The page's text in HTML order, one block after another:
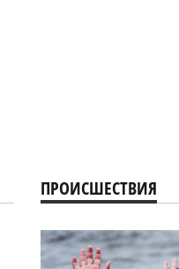
ПРОИСШЕСТВИЯ